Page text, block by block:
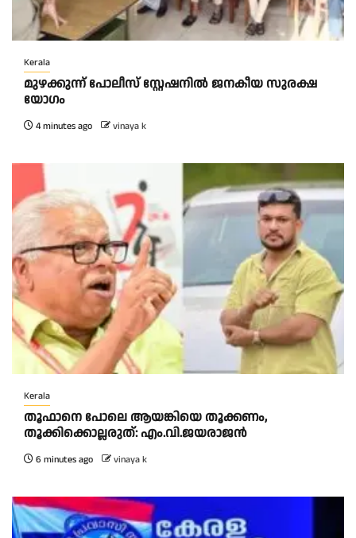
Kerala
മുഴക്കുന്ന് പോലീസ് സ്റ്റേഷനിൽ ജനകീയ സുരക്ഷ
യോഗം
4 minutes ago vinaya k
Kerala
തൂഫാനെ പോലെ ആയങ്കിയെ തൂക്കണം,
തൂക്കിക്കൊല്ലരുത്: എം.വി.ജയരാജന്‍
6 minutes ago vinaya k